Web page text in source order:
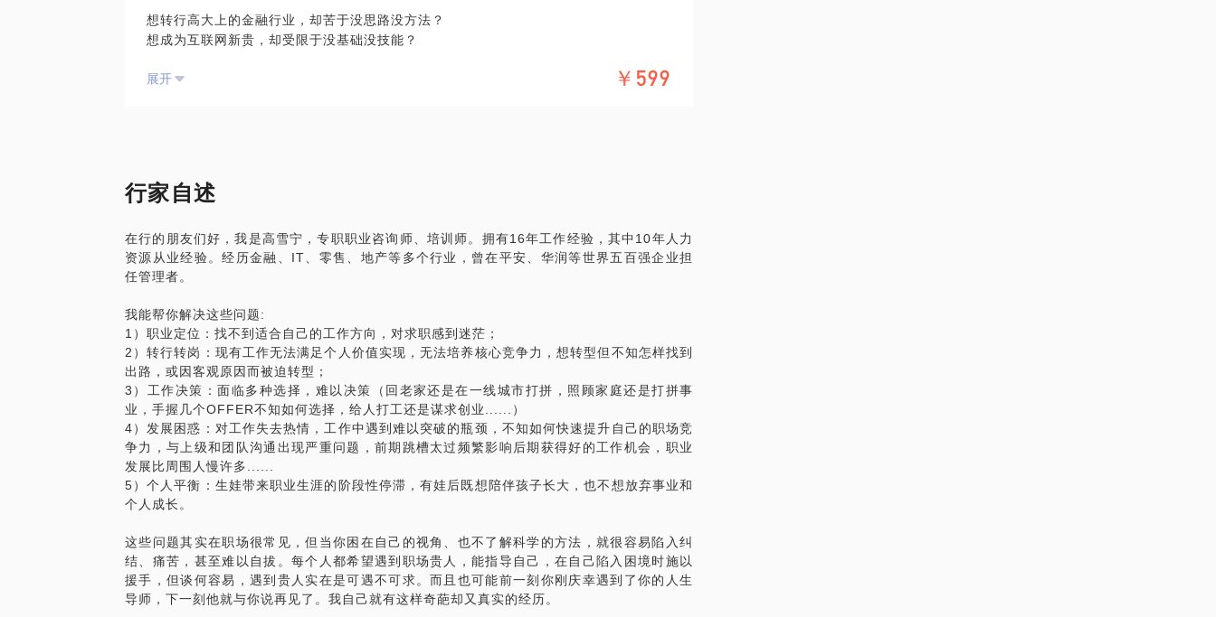
请你做好准备，咱们一起努力，提升你的职业幸福感。
题和度过适应期等各角度提供帮助和支持。现在，我就在这里，等你！
任何改变都需要意愿和行动的付出，你需要持续的行动才能够逐步改善。如果你愿意，
想转行高大上的金融行业，却苦于没思路没方法？
想成为互联网新贵，却受限于没基础没技能？
担心中年危机或因照顾孩子，想成为自由职业者，却不知该如何实施？
而你的这些顾虑和问题，恰恰是我可以帮助你的。
乙方、或从乙方转到甲方的，有从体制内成功进入世界五百强企业的，也有很多不同行
业之间的转行案例......
【诊断】是否该转行？
【论道】转行适合哪些方向及切入点？
【术器】通过哪些途径和方法可以实现转行？如何持续行动并巩固效果？
成为生涯咨询师之前，我是任职多年的世界五百强HR，对于简历优化、面试、能力的体
系化提升都有研究，这些都会对你的转行发展有所帮助。
对学员的建议：
任何改变都需要坚定的意愿和切实的行动付出，如果你找到我，我会采用文字梳理、测
评认知、对话启发和行动跟进等多方面举措帮助你实现转行，这些我都会在咨询前再和
我是希望帮助职场人提升效率、打造幸福生涯的宁教练，不仅是生涯咨询师，更希望成
为你的人生整理师，帮助发现不一样的自己，陪伴你逐步创造专属于你的人生巅峰。
展开 ￥599
行家自述
在行的朋友们好，我是高雪宁，专职职业咨询师、培训师。拥有16年工作经验，其中10年人力
资源从业经验。经历金融、IT、零售、地产等多个行业，曾在平安、华润等世界五百强企业担
任管理者。
我能帮你解决这些问题:
1）职业定位：找不到适合自己的工作方向，对求职感到迷茫；
2）转行转岗：现有工作无法满足个人价值实现，无法培养核心竞争力，想转型但不知怎样找到
出路，或因客观原因而被迫转型；
3）工作决策：面临多种选择，难以决策（回老家还是在一线城市打拼，照顾家庭还是打拼事
业，手握几个OFFER不知如何选择，给人打工还是谋求创业......）
4）发展困惑：对工作失去热情，工作中遇到难以突破的瓶颈，不知如何快速提升自己的职场竞
争力，与上级和团队沟通出现严重问题，前期跳槽太过频繁影响后期获得好的工作机会，职业
发展比周围人慢许多......
5）个人平衡：生娃带来职业生涯的阶段性停滞，有娃后既想陪伴孩子长大，也不想放弃事业和
个人成长。
这些问题其实在职场很常见，但当你困在自己的视角、也不了解科学的方法，就很容易陷入纠
结、痛苦，甚至难以自拔。每个人都希望遇到职场贵人，能指导自己，在自己陷入困境时施以
援手，但谈何容易，遇到贵人实在是可遇不可求。而且也可能前一刻你刚庆幸遇到了你的人生
导师，下一刻他就与你说再见了。我自己就有这样奇葩却又真实的经历。